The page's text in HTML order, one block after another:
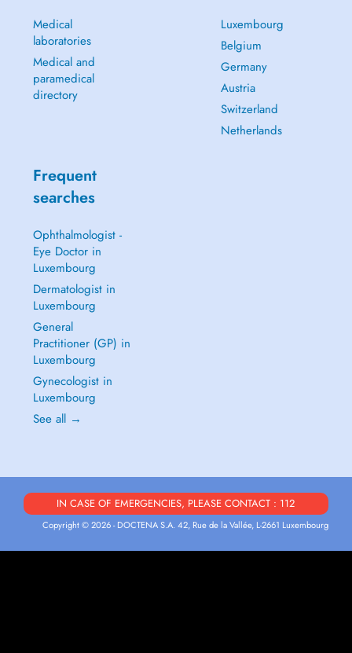
Medical
laboratories
Medical and
paramedical
directory
Luxembourg
Belgium
Germany
Austria
Switzerland
Netherlands
Frequent
searches
Ophthalmologist -
Eye Doctor in
Luxembourg
Dermatologist in
Luxembourg
General
Practitioner (GP) in
Luxembourg
Gynecologist in
Luxembourg
See all →
IN CASE OF EMERGENCIES, PLEASE CONTACT : 112
Copyright © 2026 - DOCTENA S.A. 42, Rue de la Vallée, L-2661 Luxembourg